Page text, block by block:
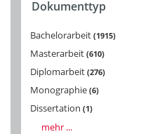
Dokumenttyp
Bachelorarbeit 1915
Masterarbeit 610
Diplomarbeit 276
Monographie 6
Dissertation 1
mehr ...